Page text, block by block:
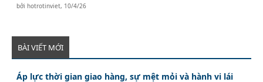
bởihotrotinviet, 10/4/26
BÀI VIẾT MỚI
Áp lực thời gian giao hàng, sự mệt mỏi và hành vi lái